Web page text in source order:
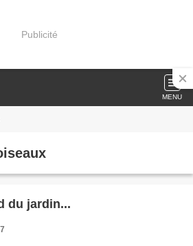
Publicité
MENU
du jardin...